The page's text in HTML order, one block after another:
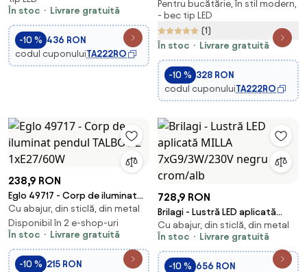
În stoc
Livrare gratuită
-10 % 436 RON
codul cuponuluiTA222RO
cablu Eglo 33328 RIODEVA-C
LED/27W/230V black
Pentru bucătărie, în stil modern,
- bec tip LED
(1)
În stoc
Livrare gratuită
-10 % 328 RON
codul cuponuluiTA222RO
238,9 RON
Eglo 49717 - Corp de iluminat
pendul TALBOT 2 1xE27/60W
Cu abajur, din sticlă, din metal
Disponibil în 2 e-shop-uri
În stoc
Livrare gratuită
-10 % 215 RON
728,9 RON
Brilagi - Lustră LED aplicată
MILLA 7xG9/3W/230V negru
crom/alb
Cu abajur, din sticlă, din metal
În stoc
Livrare gratuită
-10 % 656 RON